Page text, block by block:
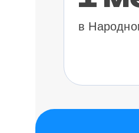
в